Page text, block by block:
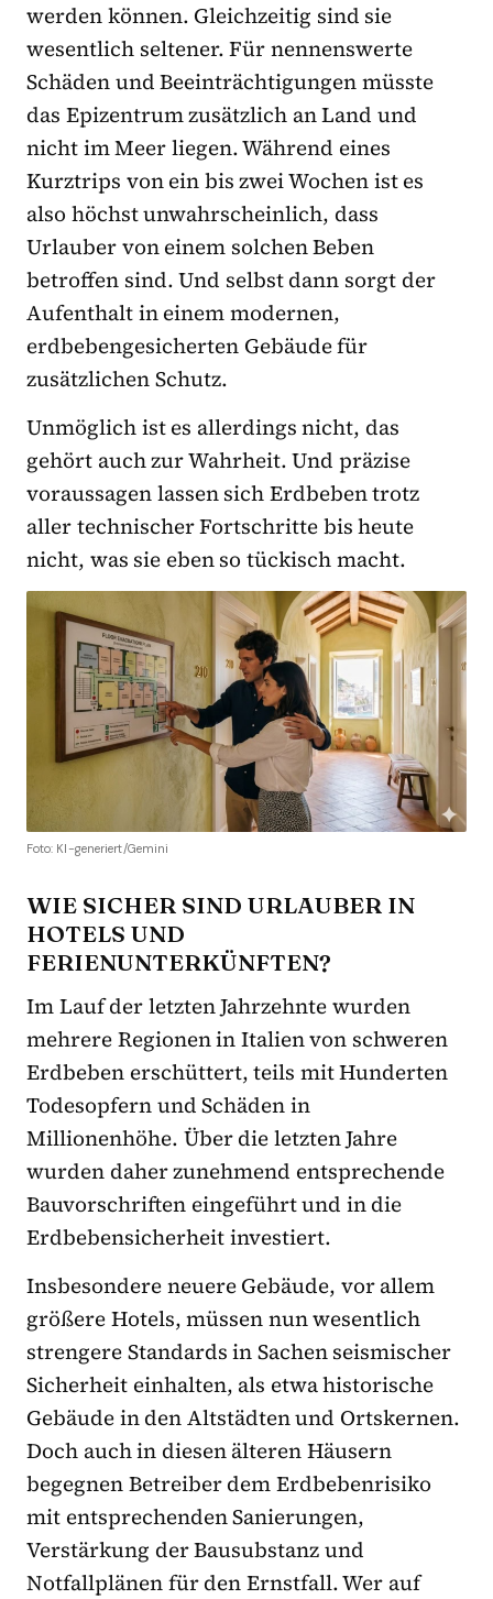
werden können. Gleichzeitig sind sie
wesentlich seltener. Für nennenswerte
Schäden und Beeinträchtigungen müsste
das Epizentrum zusätzlich an Land und
nicht im Meer liegen. Während eines
Kurztrips von ein bis zwei Wochen ist es
also höchst unwahrscheinlich, dass
Urlauber von einem solchen Beben
betroffen sind. Und selbst dann sorgt der
Aufenthalt in einem modernen,
erdbebengesicherten Gebäude für
zusätzlichen Schutz.
Unmöglich ist es allerdings nicht, das
gehört auch zur Wahrheit. Und präzise
voraussagen lassen sich Erdbeben trotz
aller technischer Fortschritte bis heute
nicht, was sie eben so tückisch macht.
Foto: KI-generiert/Gemini
WIE SICHER SIND URLAUBER IN
HOTELS UND
FERIENUNTERKÜNFTEN?
Im Lauf der letzten Jahrzehnte wurden
mehrere Regionen in Italien von schweren
Erdbeben erschüttert, teils mit Hunderten
Todesopfern und Schäden in
Millionenhöhe. Über die letzten Jahre
wurden daher zunehmend entsprechende
Bauvorschriften eingeführt und in die
Erdbebensicherheit investiert.
Insbesondere neuere Gebäude, vor allem
größere Hotels, müssen nun wesentlich
strengere Standards in Sachen seismischer
Sicherheit einhalten, als etwa historische
Gebäude in den Altstädten und Ortskernen.
Doch auch in diesen älteren Häusern
begegnen Betreiber dem Erdbebenrisiko
mit entsprechenden Sanierungen,
Verstärkung der Bausubstanz und
Notfallplänen für den Ernstfall. Wer auf